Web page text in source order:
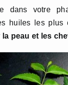
dans votre
huiles les
peau et les